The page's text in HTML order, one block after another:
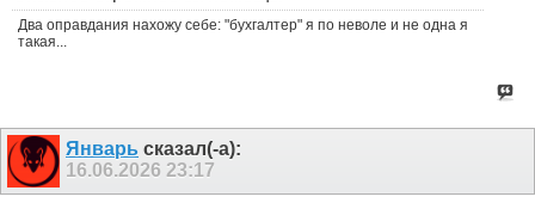
Два оправдания нахожу себе: "бухгалтер" я по неволе и не одна я
такая...
Январь сказал(-а):
16.06.2026 23:17